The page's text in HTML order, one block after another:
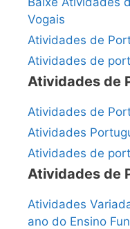
Vogais
Atividades de
Atividades de
Atividades de
Atividades de
Atividades
Atividades de
Atividades de
Atividades
ano do Ensino